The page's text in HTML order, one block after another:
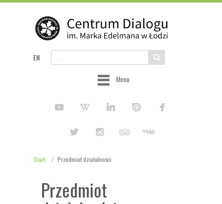
EN
Menu
Start Przedmiot działalności
Przedmiot